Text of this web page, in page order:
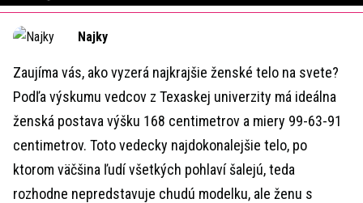
0%
Rate
Najky
Zaujíma vás, ako vyzerá najkrajšie ženské telo na svete?
Podľa výskumu vedcov z Texaskej univerzity má ideálna
ženská postava výšku 168 centimetrov a miery 99-63-91
centimetrov. Toto vedecky najdokonalejšie telo, po
ktorom väčšina ľudí všetkých pohlaví šalejú, teda
rozhodne nepredstavuje chudú modelku, ale ženu s